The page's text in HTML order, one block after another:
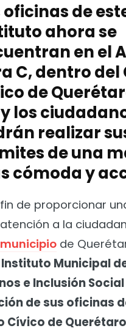
oficinas de
ahora se
en el
C, dentro del
de
los
realizar
de una
cómoda y
fin de proporcionar
atención a la
municipio de
Instituto Municipal
e Inclusión
de sus oficinas
Cívico de